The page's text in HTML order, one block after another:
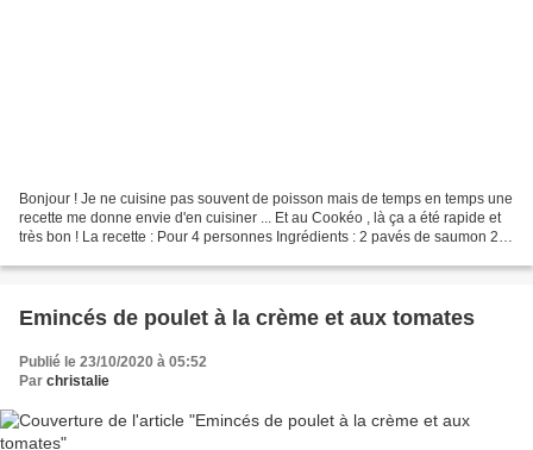
Bonjour ! Je ne cuisine pas souvent de poisson mais de temps en temps une
recette me donne envie d'en cuisiner ... Et au Cookéo , là ça a été rapide et
très bon ! La recette : Pour 4 personnes Ingrédients : 2 pavés de saumon 2
Emincés de poulet à la crème et aux tomates
Publié le 23/10/2020 à 05:52
Par christalie